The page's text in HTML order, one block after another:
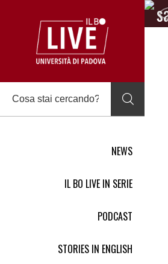
NEWS
IL BO LIVE IN SERIE
PODCAST
STORIES IN ENGLISH